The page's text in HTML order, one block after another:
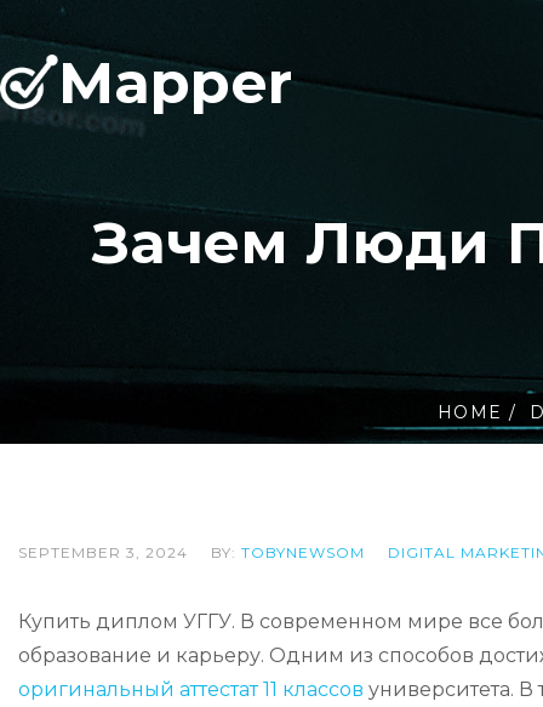
Mapper
Зачем Люди
HOME
SEPTEMBER 3, 2024 BY: TOBYNEWSOM DIGITAL
Купить диплом УГГУ. В современном мире все
образование и карьеру. Одним из способов
оригинальный аттестат 11 классов университета.